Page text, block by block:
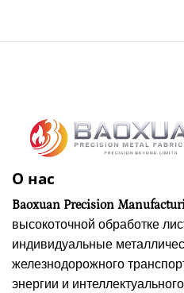
О нас
Baoxuan Precision
высокоточной обработке
индивидуальные
железнодорожного
энергии и